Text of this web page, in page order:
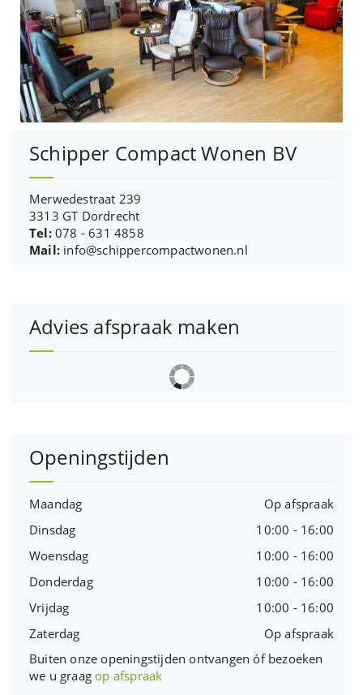
Schipper Compact Wonen BV
Merwedestraat 239
3313 GT Dordrecht
Tel:078 - 631 4858
Mail: info@schippercompactwonen.nl
Advies afspraak maken
Openingstijden
Maandag
Op afspraak
Dinsdag
10:00 - 16:00
Woensdag
10:00 - 16:00
Donderdag
10:00 - 16:00
Vrijdag
10:00 - 16:00
Zaterdag
Op afspraak
Buiten onze openingstijden ontvangen óf bezoeken
we u graagop afspraak